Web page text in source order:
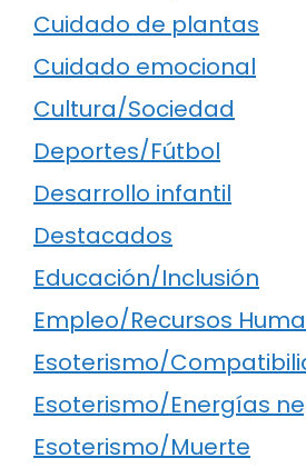
Cuidado de plantas
Cuidado emocional
Cultura/Sociedad
Deportes/Fútbol
Desarrollo infantil
Destacados
Educación/Inclusión
Empleo/Recursos
Esoterismo/
Esoterismo/Energías
Esoterismo/Muerte